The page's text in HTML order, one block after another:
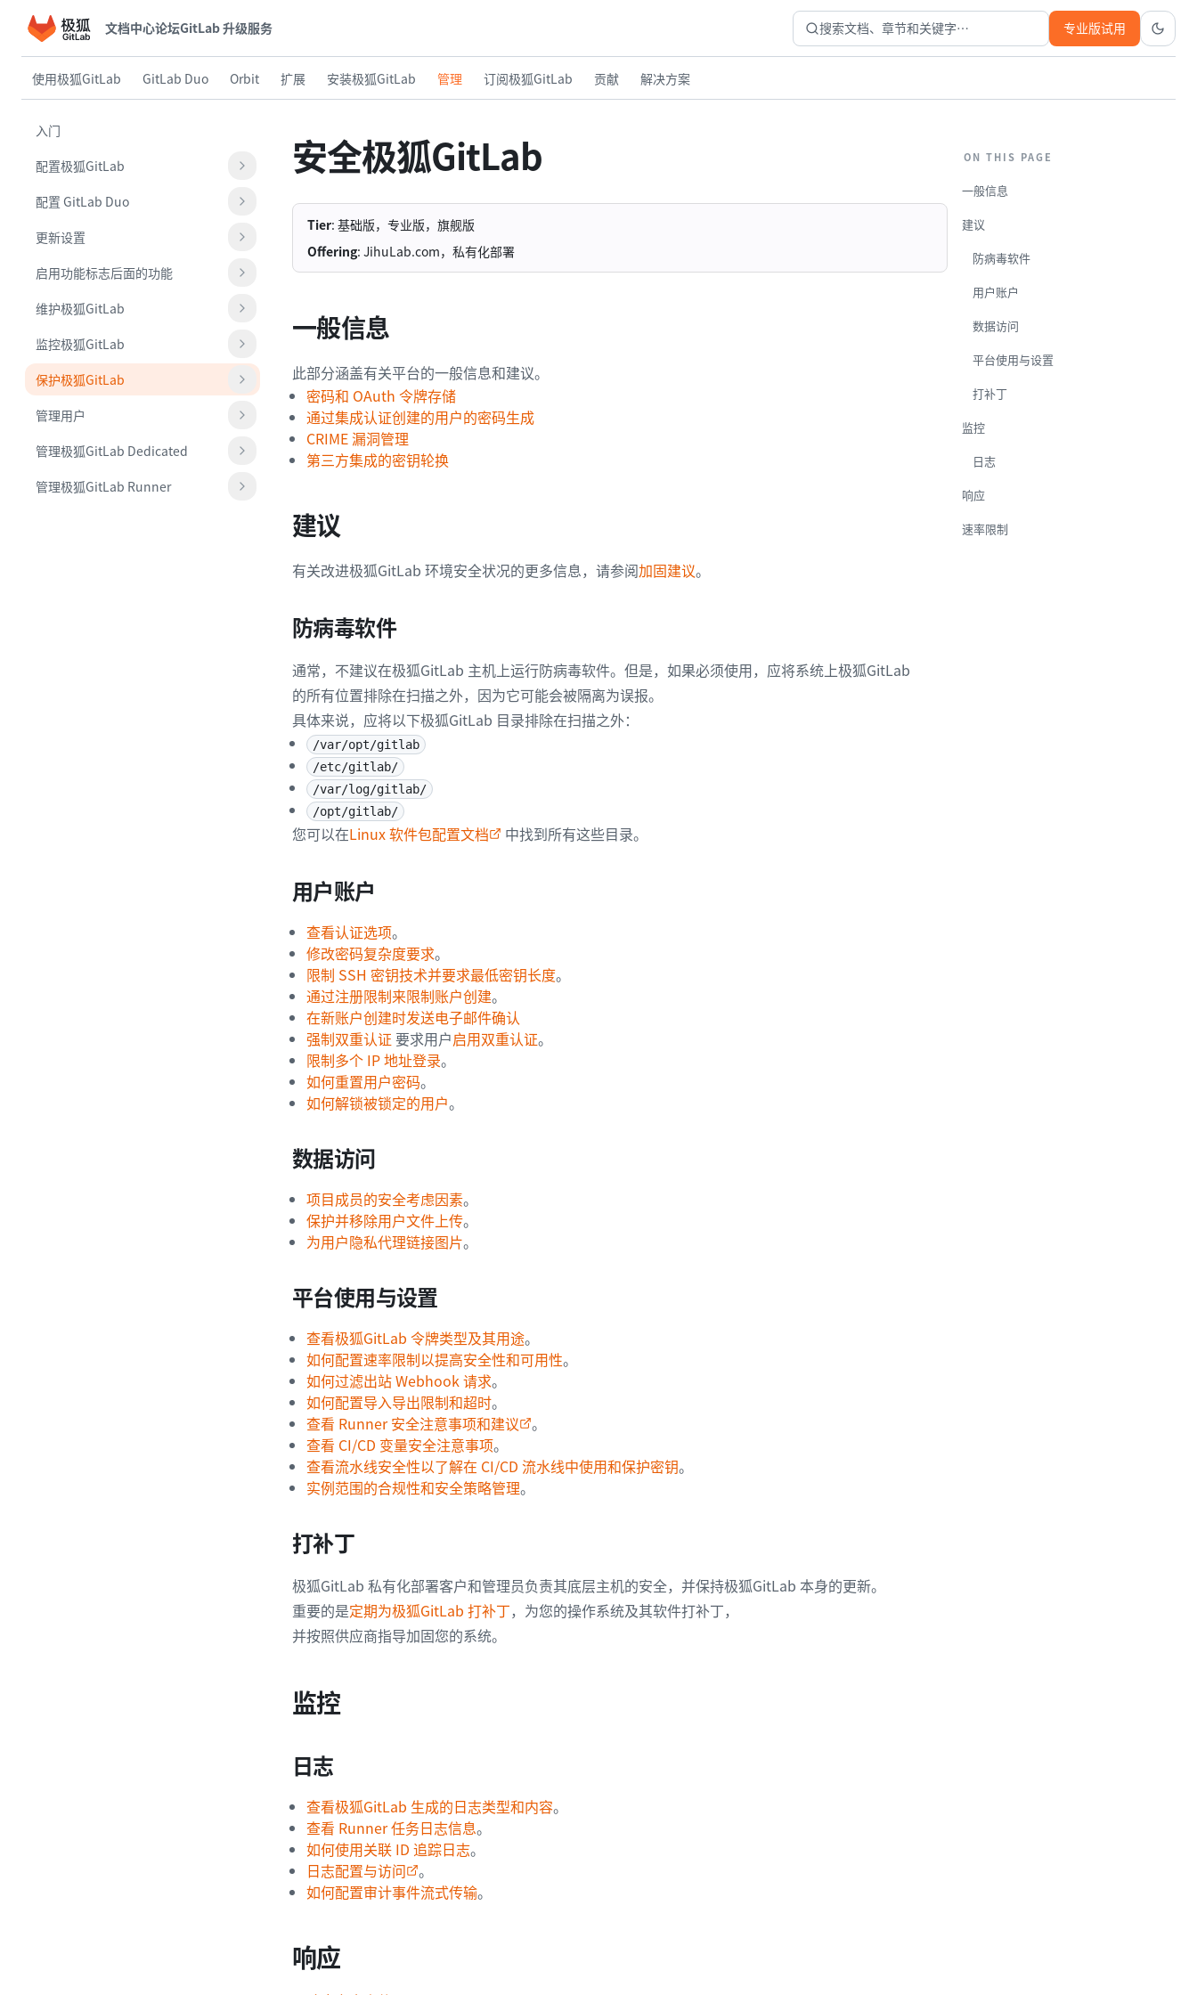
文档中心论坛GitLab 升级服务 搜索文档、章节和关键字… 专业版试用
使用极狐GitLab GitLab Duo Orbit 扩展 安装极狐GitLab 管理 订阅极狐GitLab 贡献 解决方案
入门
配置极狐GitLab
配置 GitLab Duo
更新设置
启用功能标志后面的功能
维护极狐GitLab
监控极狐GitLab
保护极狐GitLab
管理用户
管理极狐GitLab Dedicated
管理极狐GitLab Runner
安全极狐GitLab
Tier: 基础版，专业版，旗舰版
Offering: JihuLab.com，私有化部署
一般信息
此部分涵盖有关平台的一般信息和建议。
密码和 OAuth 令牌存储
通过集成认证创建的用户的密码生成
CRIME 漏洞管理
第三方集成的密钥轮换
建议
有关改进极狐GitLab 环境安全状况的更多信息，请参阅加固建议。
防病毒软件
通常，不建议在极狐GitLab 主机上运行防病毒软件。但是，如果必须使用，应将系统上极狐GitLab
的所有位置排除在扫描之外，因为它可能会被隔离为误报。
具体来说，应将以下极狐GitLab 目录排除在扫描之外：
/var/opt/gitlab
/etc/gitlab/
/var/log/gitlab/
/opt/gitlab/
您可以在Linux 软件包配置文档 中找到所有这些目录。
用户账户
查看认证选项。
修改密码复杂度要求。
限制 SSH 密钥技术并要求最低密钥长度。
通过注册限制来限制账户创建。
在新账户创建时发送电子邮件确认
强制双重认证 要求用户启用双重认证。
限制多个 IP 地址登录。
如何重置用户密码。
如何解锁被锁定的用户。
数据访问
项目成员的安全考虑因素。
保护并移除用户文件上传。
为用户隐私代理链接图片。
平台使用与设置
查看极狐GitLab 令牌类型及其用途。
如何配置速率限制以提高安全性和可用性。
如何过滤出站 Webhook 请求。
如何配置导入导出限制和超时。
查看 Runner 安全注意事项和建议
。
查看 CI/CD 变量安全注意事项。
查看流水线安全性以了解在 CI/CD 流水线中使用和保护密钥。
实例范围的合规性和安全策略管理。
打补丁
极狐GitLab 私有化部署客户和管理员负责其底层主机的安全，并保持极狐GitLab 本身的更新。
重要的是定期为极狐GitLab 打补丁，为您的操作系统及其软件打补丁，
并按照供应商指导加固您的系统。
监控
日志
查看极狐GitLab 生成的日志类型和内容。
查看 Runner 任务日志信息。
如何使用关联 ID 追踪日志。
日志配置与访问
。
如何配置审计事件流式传输。
响应
ON THIS PAGE
一般信息
建议
防病毒软件
用户账户
数据访问
平台使用与设置
打补丁
监控
日志
响应
速率限制